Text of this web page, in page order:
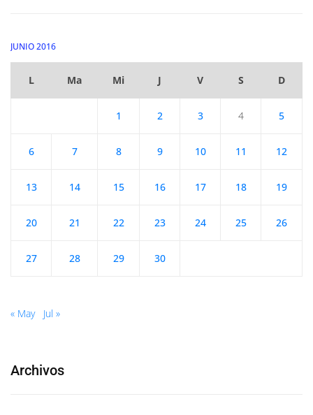
JUNIO 2016
L Ma Mi J V S D
1 2 3 4 5
6 7 8 9 10 11 12
13 14 15 16 17 18 19
20 21 22 23 24 25 26
27 28 29 30
« May Jul »
Archivos